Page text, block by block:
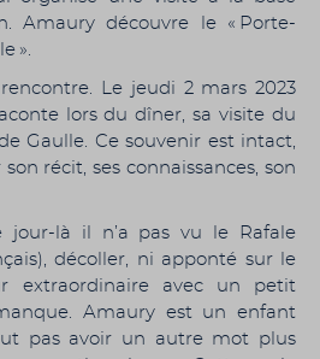
Amaury découvre le « Porte-
».
Le jeudi 2 mars 2023
lors du dîner, sa visite du
Gaulle. Ce souvenir est intact,
récit, ses connaissances, son
jour-là il n’a pas vu le Rafale
décoller, ni apponté sur le
extraordinaire avec un petit
Amaury est un enfant
pas avoir un autre mot plus